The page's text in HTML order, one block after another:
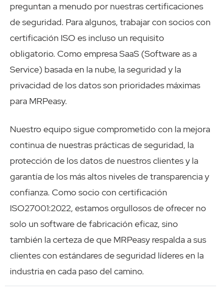
preguntan a menudo por nuestras certificaciones
de seguridad. Para algunos, trabajar con socios con
certificación ISO es incluso un requisito
obligatorio. Como empresa SaaS (Software as a
Service) basada en la nube, la seguridad y la
privacidad de los datos son prioridades máximas
para MRPeasy.
Nuestro equipo sigue comprometido con la mejora
continua de nuestras prácticas de seguridad, la
protección de los datos de nuestros clientes y la
garantía de los más altos niveles de transparencia y
confianza. Como socio con certificación
ISO27001:2022, estamos orgullosos de ofrecer no
solo un software de fabricación eficaz, sino
también la certeza de que MRPeasy respalda a sus
clientes con estándares de seguridad líderes en la
industria en cada paso del camino.